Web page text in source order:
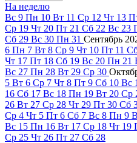
На неделю
Вс 9 Пн 10 Вт 11 Ср 12 Чт 13
Ср 19 Чт 20 Пт 21 Сб 22 Вс 23
Сб 29 Вс 30 Пн 31 Сентябрь
6 Пн 7 Вт 8 Ср 9 Чт 10 Пт 11
Чт 17 Пт 18 Сб 19 Вс 20 Пн 21
Вс 27 Пн 28 Вт 29 Ср 30
5 Вт 6 Ср 7 Чт 8 Пт 9 Сб 10 Вс
16 Сб 17 Вс 18 Пн 19 Вт 20 Ср
26 Вт 27 Ср 28 Чт 29 Пт 30 Сб
Ср 4 Чт 5 Пт 6 Сб 7 Вс 8 Пн 9
Вс 15 Пн 16 Вт 17 Ср 18 Чт 19
Ср 25 Чт 26 Пт 27 Сб 28